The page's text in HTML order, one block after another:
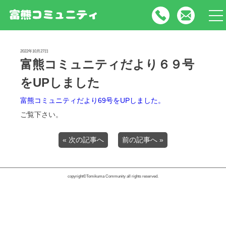
2022年10月27日
富熊コミュニティだより６９号
をUPしました
富熊コミュニティだより69号をUPしました。
ご覧下さい。
« 次の記事へ 前の記事へ »
copyright©Tomikuma Community all rights reserved.